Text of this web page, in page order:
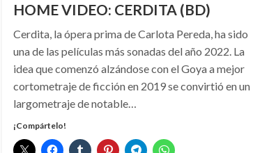
HOME VIDEO: CERDITA (BD)
Cerdita, la ópera prima de Carlota Pereda, ha sido
una de las películas más sonadas del año 2022. La
idea que comenzó alzándose con el Goya a mejor
cortometraje de ficción en 2019 se convirtió en un
largometraje de notable…
¡Compártelo!